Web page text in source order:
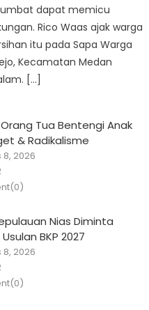
dapat memicu
Rico Waas ajak warga
itu pada Sapa Warga
Kecamatan Medan
[…]
Tua Bentengi Anak
& Radikalisme
2026
Nias Diminta
BKP 2027
2026